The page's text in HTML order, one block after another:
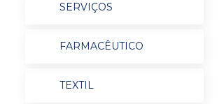
SERVIÇOS
FARMACÊUTICO
TEXTIL